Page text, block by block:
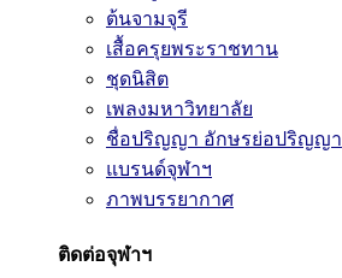
ต้นจามจุรี
เสื้อครุยพระราชทาน
ชุดนิสิต
เพลงมหาวิทยาลัย
ชื่อปริญญา อักษรย่อปริญญา
แบรนด์จุฬาฯ
ภาพบรรยากาศ
ติดต่อจุฬาฯ